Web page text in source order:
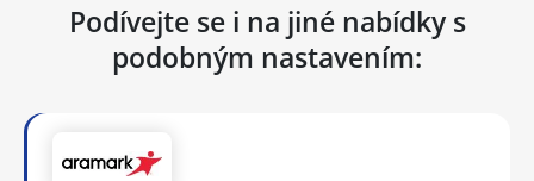
Podívejte se i na jiné nabídky s
podobným nastavením: